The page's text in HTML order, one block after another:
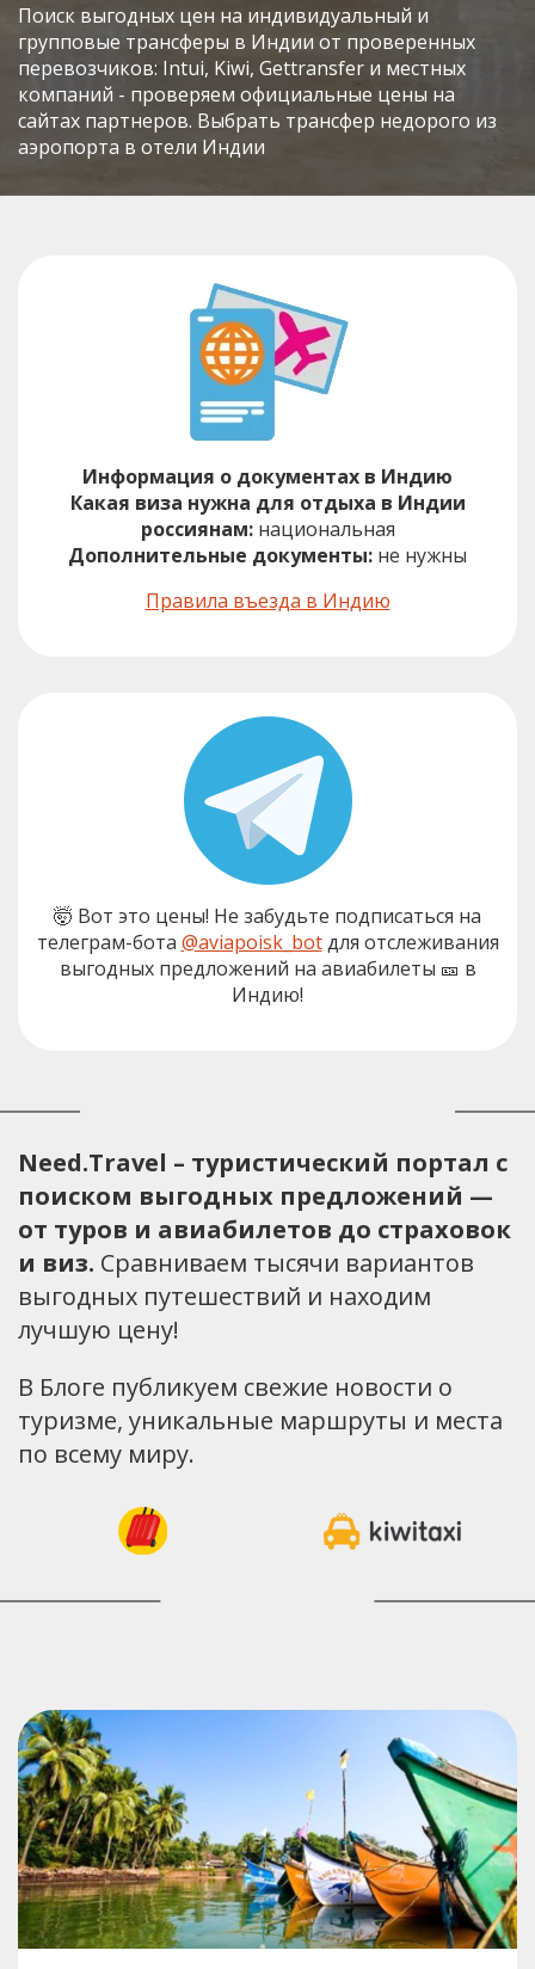
Поиск выгодных цен на индивидуальный и
групповые трансферы в Индии от проверенных
перевозчиков: Intui, Kiwi, Gettransfer и местных
компаний - проверяем официальные цены на
сайтах партнеров. Выбрать трансфер недорого из
аэропорта в отели Индии
Информация о документах в Индию
Какая виза нужна для отдыха в Индии
россиянам:национальная
Дополнительные документы: не нужны
Правила въезда в Индию
🤯 Вот это цены! Не забудьте подписаться на
телеграм-бота @aviapoisk_botдля отслеживания
выгодных предложений на авиабилеты 🎫 в
Индию!
Need.Travel – туристический портал с
поиском выгодных предложений —
от туров и авиабилетов до страховок
и виз. Сравниваем тысячи вариантов
выгодных путешествий и находим
лучшую цену!
В Блоге публикуем свежие новости о
туризме, уникальные маршруты и места
по всему миру.